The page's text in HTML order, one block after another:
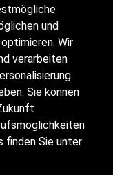
und
Wir
verarbeiten
Sie können
finden Sie unter